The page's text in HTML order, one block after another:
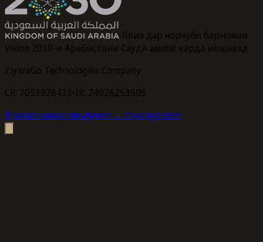
Лоиҳа дар чорчӯби барномаи
Vision 2030-и Арабистони Саудӣ амалӣ карда мешавад
ZiyaraGo Technologies Company
CR: 7053928433•IR: 24926253505
Иҷозатномаи маълумот → ziyarago.tech